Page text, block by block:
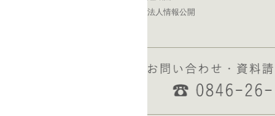
法人情報公開